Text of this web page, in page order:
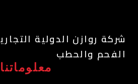
شركة روازن الدولية
الفحم والحطب
معلوماتنا